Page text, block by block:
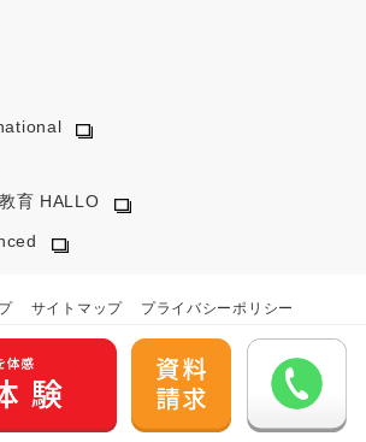
育 HALLO
サイトマップ
プライバシーポリシー
に対するポリシー
外部送信ポリシー 会社概要
Group Co.,Ltd. All Rights Reserved.